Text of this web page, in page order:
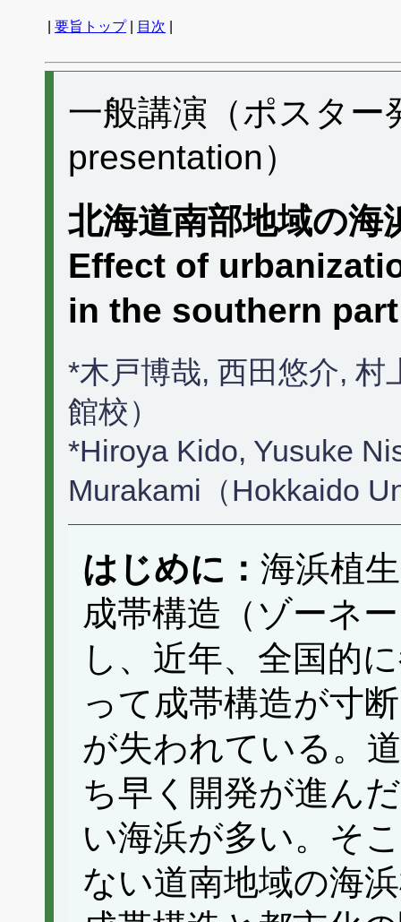
要旨トップ| 目次
一般講演（ポスタ
presentation）
北海道南部地域の海
Effect of
in the southern
*木戸博哉, 西田悠介, 村
館校）
*Hiroya Kido, Yusuke
Murakami（Hokkaido
はじめに： 海浜植
成帯構造（ゾーネ
し、近年、全国的
って成帯構造が寸
が失われている。
ち早く開発が進ん
い海浜が多い。そ
ない道南地域の海